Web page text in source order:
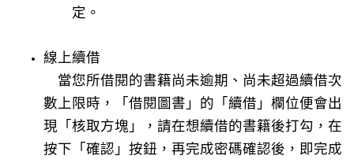
定。
線上續借
當您所借閱的書籍尚未逾期、尚未超過續借次
數上限時，「 借閱圖書 」的「續借」欄位便會出
現「核取方塊」，請在想續借的書籍後打勾，在
按下「確認」按鈕，再完成密碼確認後，即完成